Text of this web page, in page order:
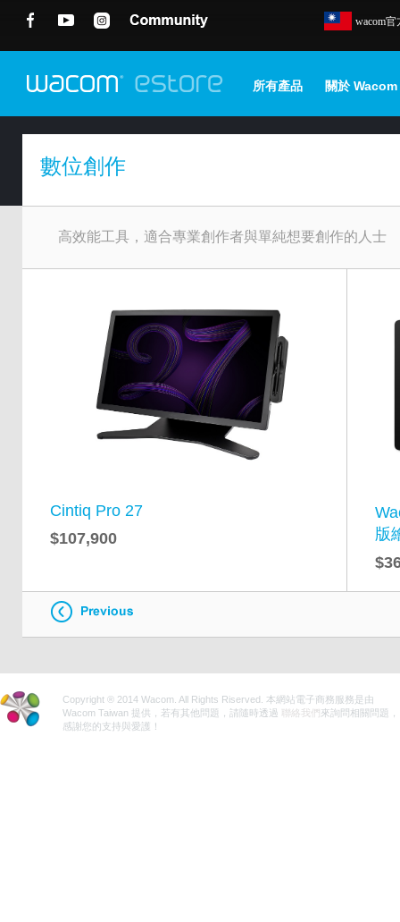
wacom
所有產品 關於 Wacom
數位創作
高效能工具，適合專業創作者與單純想要創作的人士
Cintiq Pro 27
$107,900
版
Copyright ® 2014 Wacom. All Rights Riserved. 本網站電子商務服務是由
Wacom Taiwan 提供，若有其他問題，請隨時透過
聯絡我們 來詢問相關問題，
感謝您的支持與愛護！